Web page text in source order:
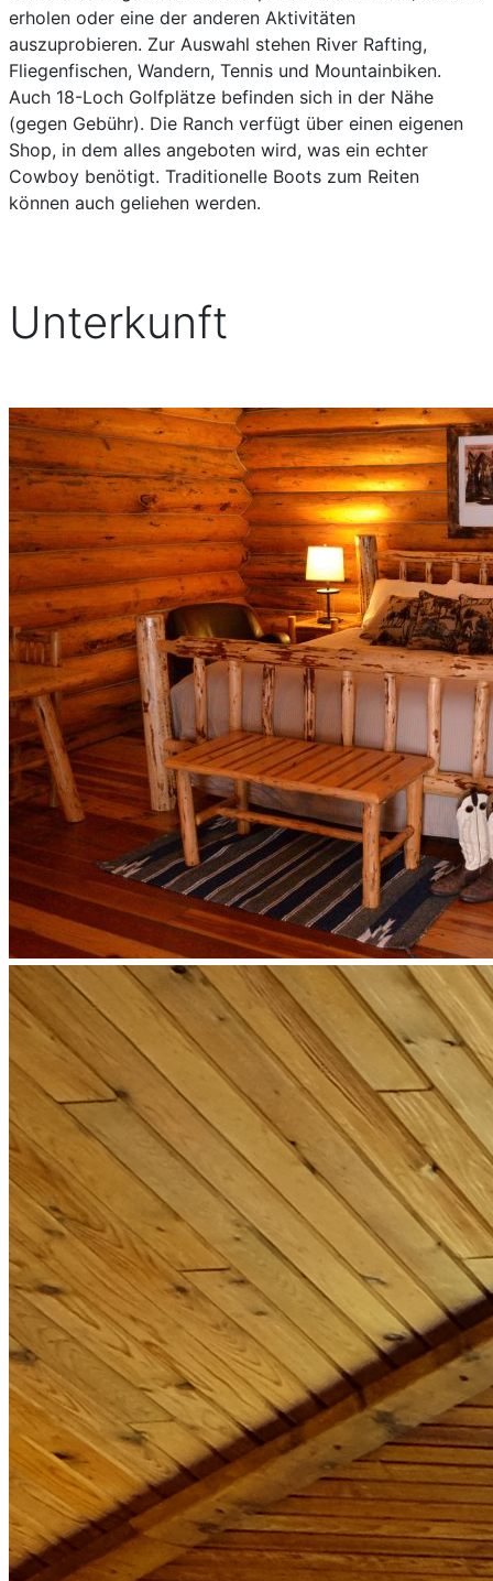
erholen oder eine der anderen Aktivitäten
auszuprobieren. Zur Auswahl stehen River Rafting,
Fliegenfischen, Wandern, Tennis und Mountainbiken.
Auch 18-Loch Golfplätze befinden sich in der Nähe
(gegen Gebühr). Die Ranch verfügt über einen eigenen
Shop, in dem alles angeboten wird, was ein echter
Cowboy benötigt. Traditionelle Boots zum Reiten
können auch geliehen werden.
Unterkunft